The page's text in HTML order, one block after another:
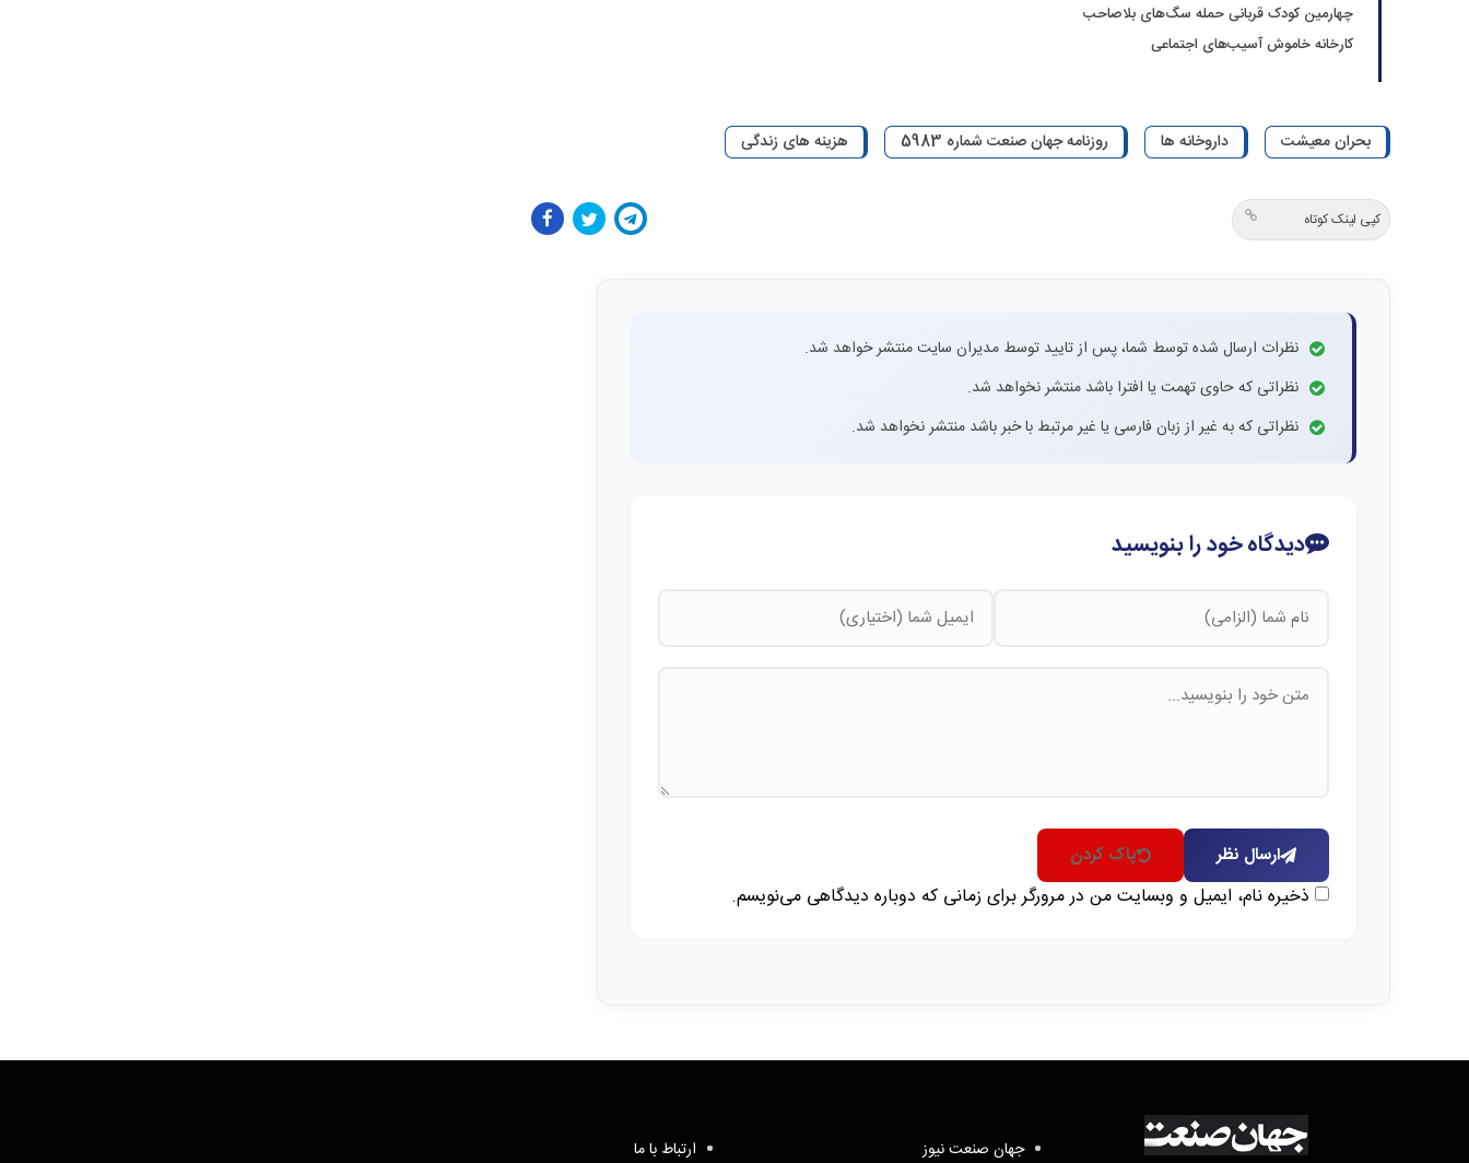
چهارمین کودک قربانی حمله سگ‌های بلاصاحب
کارخانه خاموش آسیب‌های اجتماعی
بحران معیشت داروخانه ها روزنامه جهان صنعت شماره 5983 هزینه های زندگی
کپی لینک کوتاه
نظرات ارسال شده توسط شما، پس از تایید توسط مدیران سایت منتشر خواهد شد.
نظراتی که حاوی تهمت یا افترا باشد منتشر نخواهد شد.
نظراتی که به غیر از زبان فارسی یا غیر مرتبط با خبر باشد منتشر نخواهد شد.
دیدگاه خود را بنویسید
ارسال نظر پاک کردن
ذخیره نام، ایمیل و وبسایت من در مرورگر برای زمانی که دوباره دیدگاهی می‌نویسم.
جهان صنعت نیوز ارتباط با ما